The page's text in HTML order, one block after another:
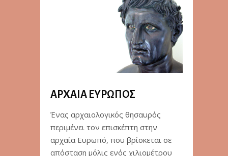
ΑΡΧΑΙΑ ΕΥΡΩΠΟΣ
Ένας αρχαιολογικός θησαυρός
περιμένει τον επισκέπτη στην
αρχαία Ευρωπό, που βρίσκεται σε
απόσταση μόλις ενός χιλιομέτρου